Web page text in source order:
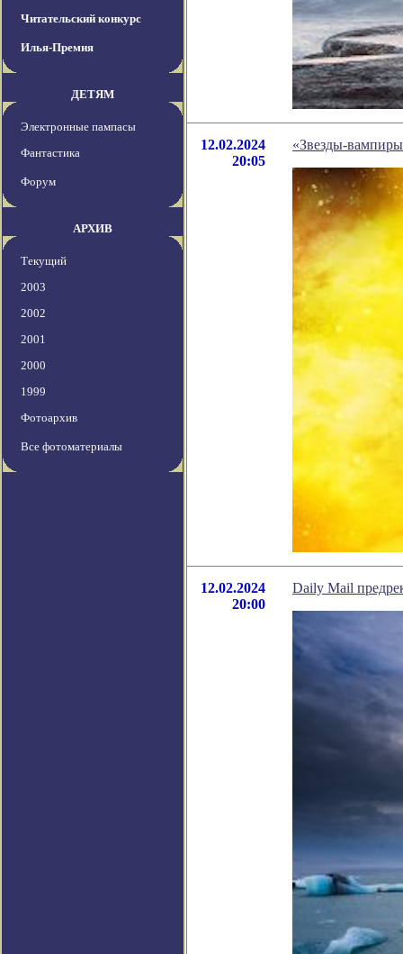
Читательский конкурс
Илья-Премия
ДЕТЯМ
Электронные пампасы
Фантастика
Форум
АРХИВ
Текущий
2003
2002
2001
2000
1999
Фотоархив
Все фотоматериалы
12.02.2024
20:05
«Звезды-
12.02.2024
20:00
Daily Mail